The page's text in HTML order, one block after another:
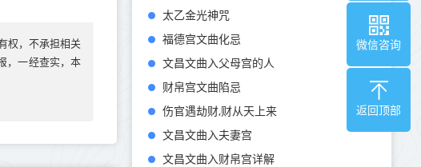
权，不承担相关
，一经查实，本
太乙金光神咒
福德宫文曲化忌
文昌文曲入父母宫的人
财帛宫文曲陷忌
伤官遇劫财,财从天上来
文昌文曲入夫妻宫
文昌文曲入财帛宫详解
微信咨询
返回顶部